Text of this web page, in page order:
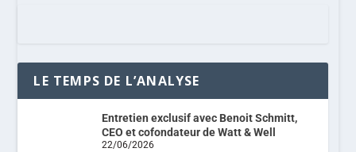
LE TEMPS DE L’ANALYSE
Entretien exclusif avec Benoit Schmitt,
CEO et cofondateur de Watt & Well
22/06/2026